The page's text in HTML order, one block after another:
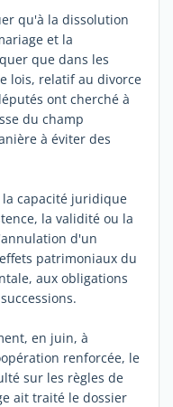
qu'à la dissolution
et la
que dans les
lois, relatif au divorce
ont cherché à
du champ
à éviter des
capacité juridique
la validité ou la
d'un
patrimoniaux du
aux obligations
en juin, à
renforcée, le
sur les règles de
ait traité le dossier